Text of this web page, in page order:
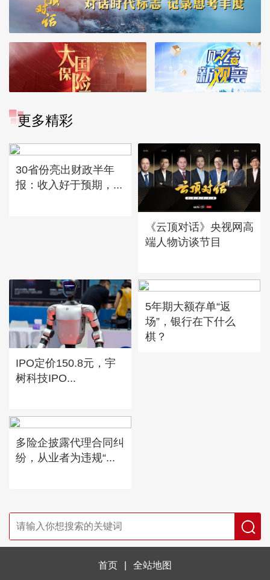
更多精彩
30省份亮出财政半年
报：收入好于预期，...
《云顶对话》央视网高
端人物访谈节目
IPO定价150.8元，宇
树科技IPO...
5年期大额存单“返
场”，银行在下什么
棋？
多险企披露代理合同纠
纷，从业者为违规“...
首页 全站地图